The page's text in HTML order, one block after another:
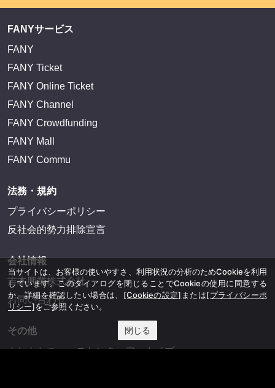
FANYサービス
FANY
FANY Ticket
FANY Online Ticket
FANY Channel
FANY Crowdfunding
FANY Mall
FANY Commu
法務・規約
プライバシーポリシー
反社会的勢力排除宣言
会社情報
吉本興業株式会社
お問い合わせ
その他
よしもとニュースセンターアーカイブ
当サイトは、お客様の使いやすさ、利用状況の分析のためCookieを利用
しています。このダイアログを閉じることでCookieの使用に同意する
か、詳細を確認したい場合は、 [Cookieの設定] または[プライバシーポ
リシー]をご参照ください。
閉じる